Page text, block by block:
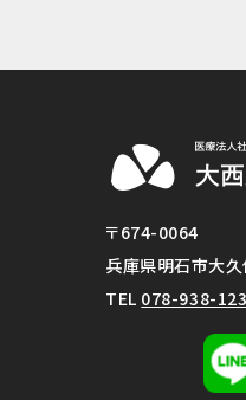
〒674-0064
兵庫県明石市大
TEL 078-938-